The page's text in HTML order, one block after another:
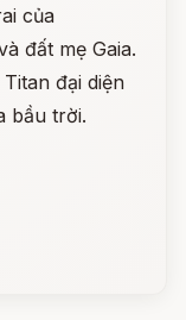
của
đất mẹ Gaia.
đại diện
bầu trời.